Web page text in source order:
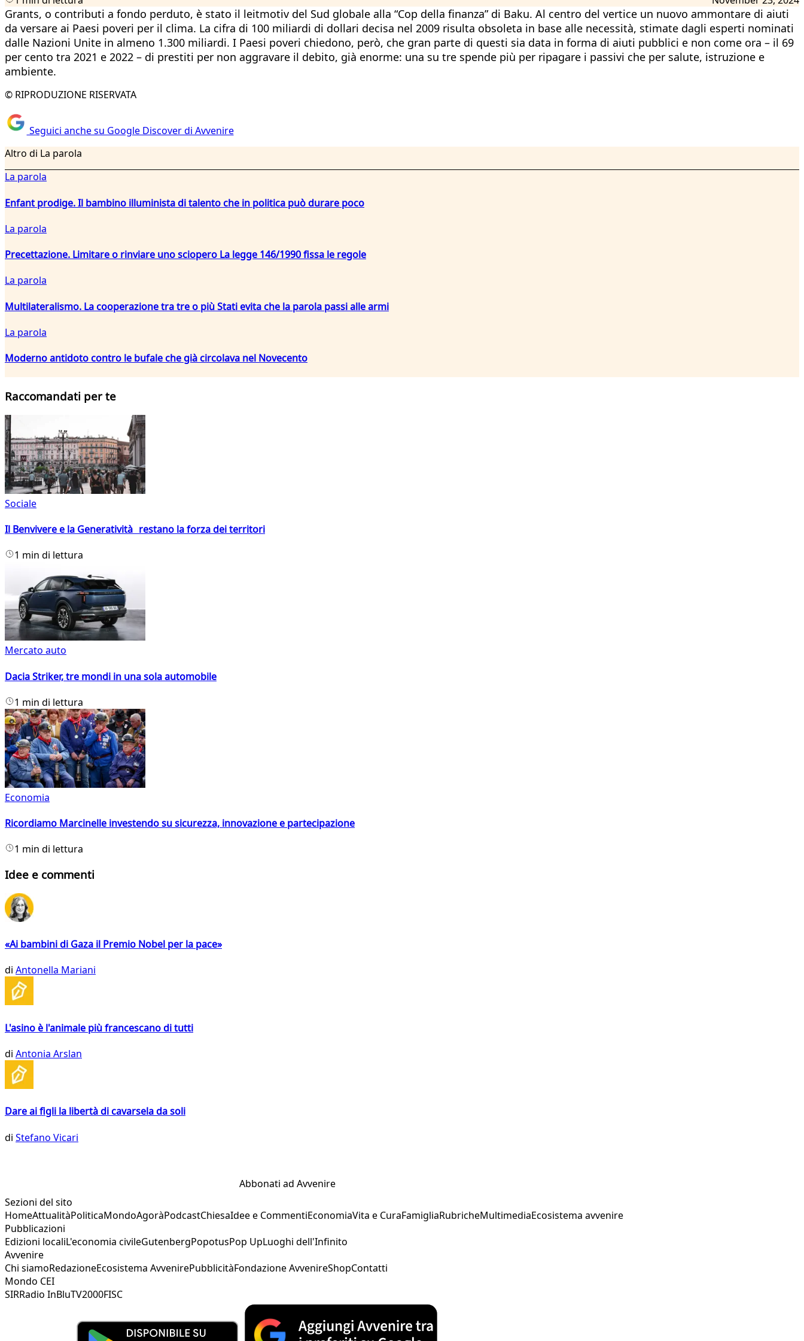
Grants, o contributi a fondo perduto, è stato il leitmotiv del Sud globale alla “Cop della finanza” di Baku. Al centro del vertice un nuovo ammontare di aiuti
da versare ai Paesi poveri per il clima. La cifra di 100 miliardi di dollari decisa nel 2009 risulta obsoleta in base alle necessità, stimate dagli esperti nominati
dalle Nazioni Unite in almeno 1.300 miliardi. I Paesi poveri chiedono, però, che gran parte di questi sia data in forma di aiuti pubblici e non come ora – il 69
per cento tra 2021 e 2022 – di prestiti per non aggravare il debito, già enorme: una su tre spende più per ripagare i passivi che per salute, istruzione e
ambiente.
© RIPRODUZIONE RISERVATA
Seguici anche su Google Discover di Avvenire
Altro di La parola
La parola
Enfant prodige. Il bambino illuminista di talento che in politica può durare poco
La parola
Precettazione. Limitare o rinviare uno sciopero La legge 146/1990 fissa le regole
La parola
Multilateralismo. La cooperazione tra tre o più Stati evita che la parola passi alle armi
La parola
Moderno antidoto contro le bufale che già circolava nel Novecento
Raccomandati per te
Sociale
Il Benvivere e la Generatività restano la forza dei territori
1 min di lettura
Mercato auto
Dacia Striker, tre mondi in una sola automobile
1 min di lettura
Economia
Ricordiamo Marcinelle investendo su sicurezza, innovazione e partecipazione
1 min di lettura
Idee e commenti
«Ai bambini di Gaza il Premio Nobel per la pace»
di Antonella Mariani
L'asino è l'animale più francescano di tutti
di Antonia Arslan
Dare ai figli la libertà di cavarsela da soli
di Stefano Vicari
Abbonati ad Avvenire
Sezioni del sito
HomeAttualitàPoliticaMondoAgoràPodcastChiesaIdee e CommentiEconomiaVita e CuraFamigliaRubricheMultimediaEcosistema avvenire
Pubblicazioni
Edizioni localiL'economia civileGutenbergPopotusPop UpLuoghi dell'Infinito
Avvenire
Chi siamoRedazioneEcosistema AvvenirePubblicitàFondazione AvvenireShopContatti
Mondo CEI
SIRRadio InBluTV2000FISC